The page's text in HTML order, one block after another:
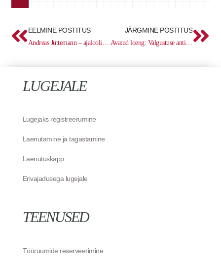
Prev
EELMINE POSTITUS
Andreas Jüttemann – ajaloolised leepraraviasutused
JÄRGMINE POSTITUS
Avatud loeng: Valgustuse antikoloniaalne suunitlus draamakirjaniku August von Kotzebue näite varal
LUGEJALE
Lugejaks registreerumine
Laenutamine ja tagastamine
Laenutuskapp
Erivajadusega lugejale
TEENUSED
Tööruumide reserveerimine